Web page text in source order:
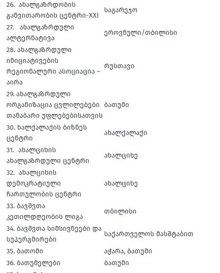
26. ახალგაზრდობის
განვითარობის ცენტრი-XXI
საგარეჯო
27. ახალგაზრდული
ალტერნატივა
ეროვნული/თბილისი
28. ახალგაზრდული
ინიციატივების
რეგიონალური ასოციაცია –
აირა
რუსთავი
29. ახალგაზრდული
ორგანიზაცია ცვლილებები
თანაბარი უფლებებისათვის
ბათუმი
30. ხალქალაქის ბიზნეს
ცენტრი
ახალქალაქი
31. ახალციხის
ახალგაზრდული ცენტრი
ახალციხე
32. ახალციხის
დემოკრატიული
ჩართულობის ცენტრი
ახალციხე
33. ბავშვთა
კეთილდღეობის ლიგა
თბილისი
34. ბავშვთა სიმსივნეები და
სუპერგმირები
საქართველოს მასშტაბით
35. ბათომი
აჭარა, ბათუმი
36. ბათუმელები
ბათუმი